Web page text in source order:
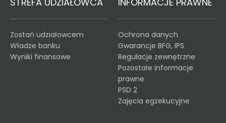
Zostań udziałowcem
Władze banku
Wyniki finansowe
Ochrona danych
Gwarancje BFG, IPS
Regulacje zewnętrzne
Pozostałe informacje
prawne
PSD 2
Zajęcia egzekucyjne